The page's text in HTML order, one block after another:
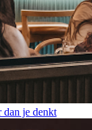
dan je denkt